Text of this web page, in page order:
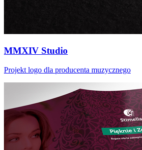
MMXIV Studio
Projekt logo dla producenta muzycznego